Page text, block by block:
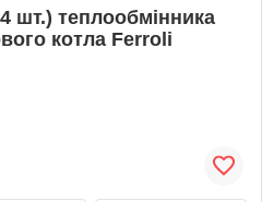
шт.) теплообмінника
котла Ferroli